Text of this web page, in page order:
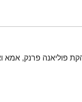
פוליאנה פרנק, אמא